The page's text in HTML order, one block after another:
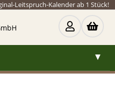
Leitspruch-Kalender ab 1 Stück!
▼